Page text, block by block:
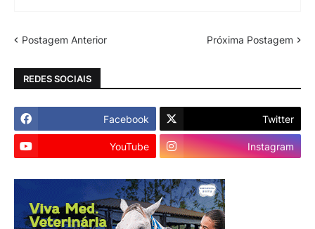
Postagem Anterior Próxima Postagem
REDES SOCIAIS
Facebook Twitter
YouTube Instagram